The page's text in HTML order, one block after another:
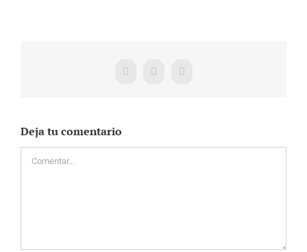
Facebook
X WhatsApp
Deja tu comentario